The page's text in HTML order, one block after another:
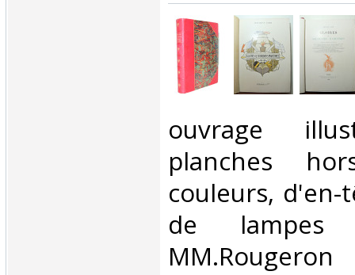
‎ouvrage
planches
couleurs, d'en-
de lampes